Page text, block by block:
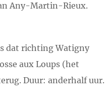
Any-Martin-Rieux.
dat richting Watigny
aux Loups (het
Duur: anderhalf uur.